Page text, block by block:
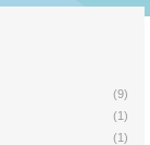
(9)
(1)
(1)